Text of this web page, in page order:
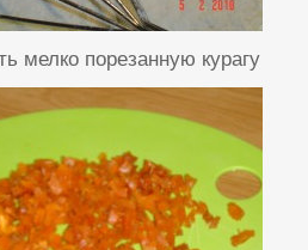
мелко порезанную курагу